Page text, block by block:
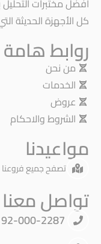
كل الأجهزة الحديثة
روابط هامة
من نحن
الخدمات
عروض
الشروط والاحكام
مواعيدنا
تصفح جميع فروعنا
تواصل معنا